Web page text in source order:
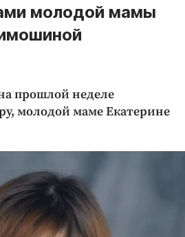
и ЖКХ
молодой мамы
прошлой неделе
молодой маме Екатерине